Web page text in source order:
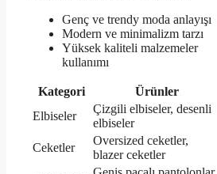
Genç ve trendy moda anlayışı
Modern ve minimalizm tarzı
Yüksek kaliteli malzemeler
kullanımı
Kategori
Ürünler
Elbiseler
Çizgili elbiseler, desenli
elbiseler
Ceketler
Oversized ceketler,
blazer ceketler